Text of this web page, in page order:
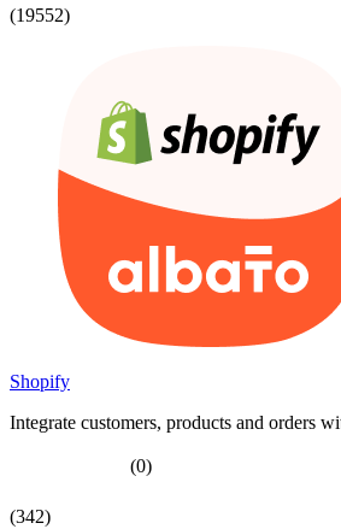
(19552)
Shopify
Integrate customers, products and orders
(0)
(342)